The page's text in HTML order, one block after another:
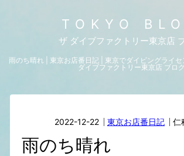
TOKYO
ザ ダイブファクトリー東京店
雨のち晴れ | 東京お店番日記 | 東京でダイビングライ
ダイブファクトリー東京店 ブロ
2022-12-22 東京お店番日記 仁
雨のち晴れ